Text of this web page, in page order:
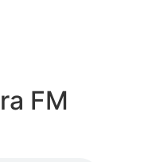
FM